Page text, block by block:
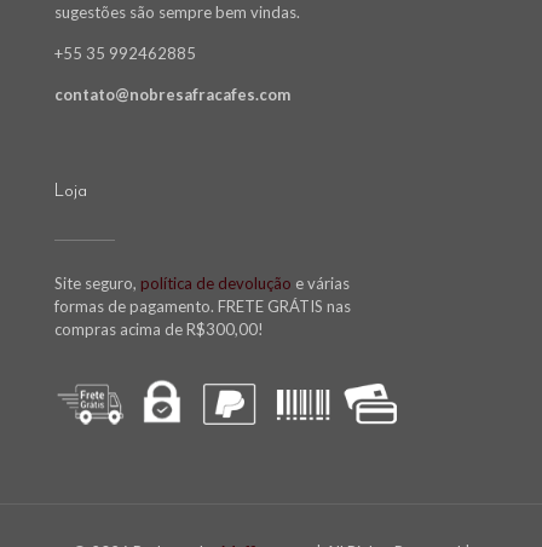
sugestões são sempre bem vindas.
+55 35 992462885
contato@nobresafracafes.com
Loja
Site seguro, política de devolução e várias
formas de pagamento. FRETE GRÁTIS nas
compras acima de R$300,00!